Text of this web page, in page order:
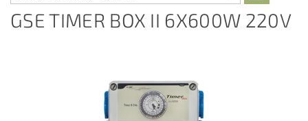
GSE TIMER BOX II 6X600W 220V